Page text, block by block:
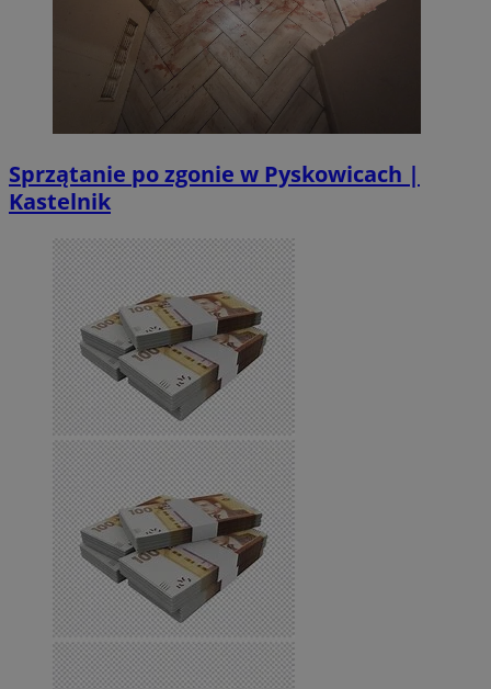
Sprzątanie po zgonie w Pyskowicach |
Kastelnik